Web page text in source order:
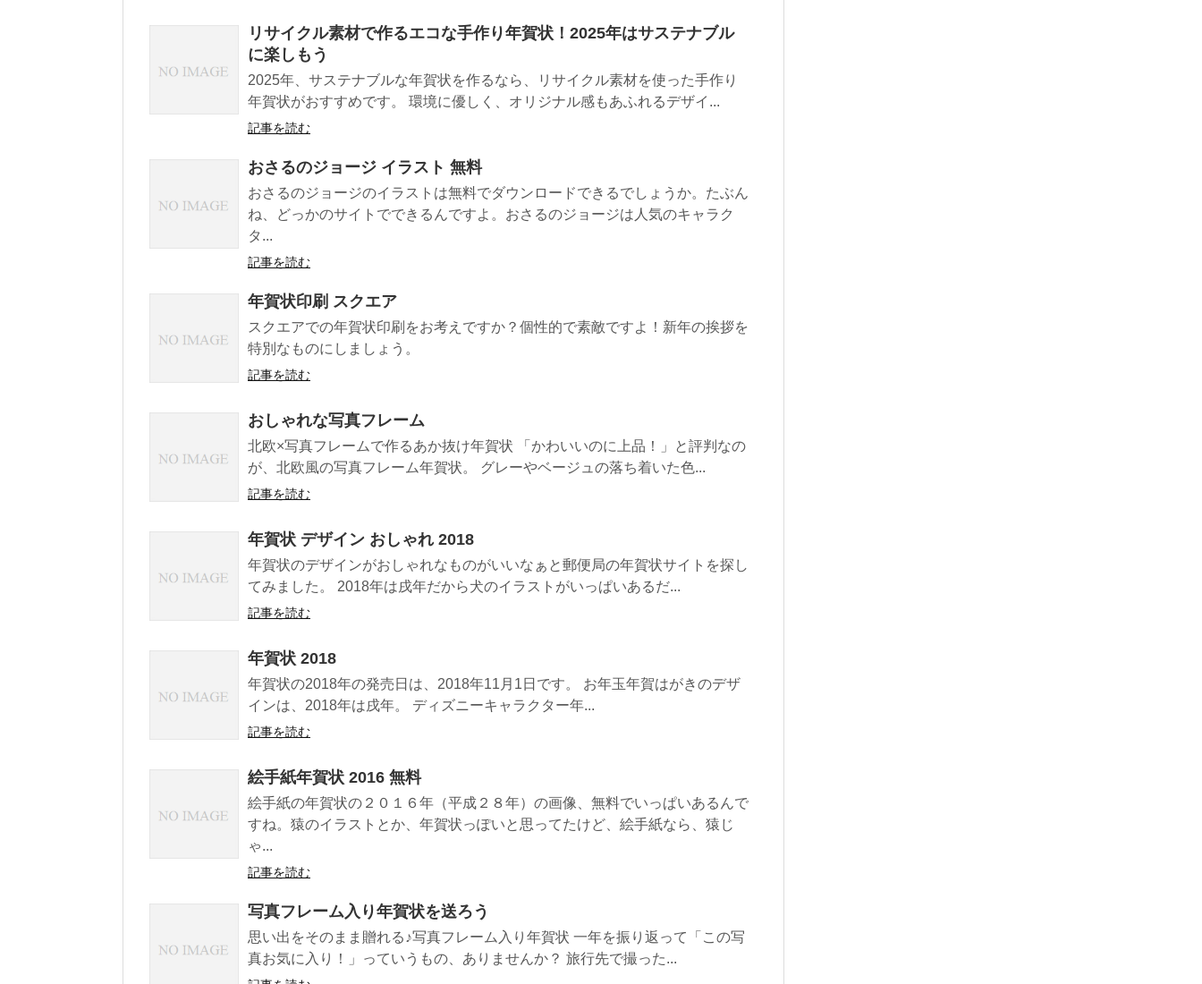
リサイクル素材で作るエコな手作り年賀状！2025年はサステナブル
に楽しもう
2025年、サステナブルな年賀状を作るなら、リサイクル素材を使った手作り
年賀状がおすすめです。 環境に優しく、オリジナル感もあふれるデザイ...
記事を読む
おさるのジョージ イラスト 無料
おさるのジョージのイラストは無料でダウンロードできるでしょうか。たぶん
ね、どっかのサイトでできるんですよ。おさるのジョージは人気のキャラク
タ...
記事を読む
年賀状印刷 スクエア
スクエアでの年賀状印刷をお考えですか？個性的で素敵ですよ！新年の挨拶を
特別なものにしましょう。
記事を読む
おしゃれな写真フレーム
北欧×写真フレームで作るあか抜け年賀状 「かわいいのに上品！」と評判なの
が、北欧風の写真フレーム年賀状。 グレーやベージュの落ち着いた色...
記事を読む
年賀状 デザイン おしゃれ 2018
年賀状のデザインがおしゃれなものがいいなぁと郵便局の年賀状サイトを探し
てみました。 2018年は戌年だから犬のイラストがいっぱいあるだ...
記事を読む
年賀状 2018
年賀状の2018年の発売日は、2018年11月1日です。 お年玉年賀はがきのデザ
インは、2018年は戌年。 ディズニーキャラクター年...
記事を読む
絵手紙年賀状 2016 無料
絵手紙の年賀状の２０１６年（平成２８年）の画像、無料でいっぱいあるんで
すね。猿のイラストとか、年賀状っぽいと思ってたけど、絵手紙なら、猿じ
ゃ...
記事を読む
写真フレーム入り年賀状を送ろう
思い出をそのまま贈れる♪写真フレーム入り年賀状 一年を振り返って「この写
真お気に入り！」っていうもの、ありませんか？ 旅行先で撮った...